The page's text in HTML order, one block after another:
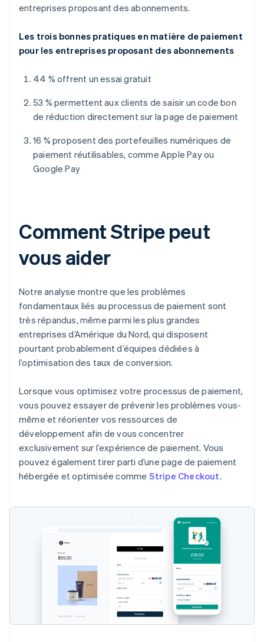
entreprises proposant des abonnements.
Les trois bonnes pratiques en matière de paiement
pour les entreprises proposant des abonnements
44 % offrent un essai gratuit
53 % permettent aux clients de saisir un code bon
de réduction directement sur la page de paiement
16 % proposent des portefeuilles numériques de
paiement réutilisables, comme Apple Pay ou
Google Pay
Comment Stripe peut
vous aider
Notre analyse montre que les problèmes
fondamentaux liés au processus de paiement sont
très répandus, même parmi les plus grandes
entreprises d’Amérique du Nord, qui disposent
pourtant probablement d’équipes dédiées à
l’optimisation des taux de conversion.
Lorsque vous optimisez votre processus de paiement,
vous pouvez essayer de prévenir les problèmes vous-
même et réorienter vos ressources de
développement afin de vous concentrer
exclusivement sur l’expérience de paiement. Vous
pouvez également tirer parti d’une page de paiement
hébergée et optimisée comme Stripe Checkout.